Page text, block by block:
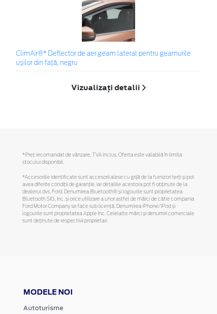
ClimAir®* Deflector de aer geam lateral pentru geamurile
ușilor din față, negru
Vizualizați detalii
*Preţ recomandat de vânzare, TVA inclus. Oferta este valabilă în limita
stocului disponibil.
*Accesoriile identificate sunt accesorii alese cu grijă de la furnizori terți și pot
avea diferite condiții de garanție, iar detaliile acestora pot fi obținute de la
dealerul dvs. Ford. Denumirea Bluetooth® și logourile sunt proprietatea
Bluetooth SIG, Inc. și orice utilizare a unor astfel de mărci de către compania
Ford Motor Company se face sub licență. Denumirea iPhone/iPod și
logourile sunt proprietatea Apple Inc. Celelalte mărci și denumiri comerciale
sunt deținute de respectivii proprietari.
MODELE NOI
Autoturisme